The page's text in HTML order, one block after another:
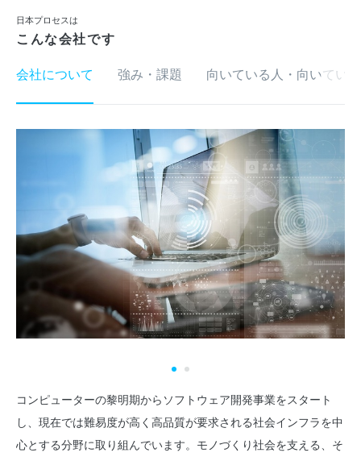
日本プロセスは
こんな会社です
会社について
強み・課題 向いている人・向いてい
コンピューターの黎明期からソフトウェア開発事業をスタート
し、現在では難易度が高く高品質が要求される社会インフラを中
心とする分野に取り組んでいます。モノづくり社会を支える、そ